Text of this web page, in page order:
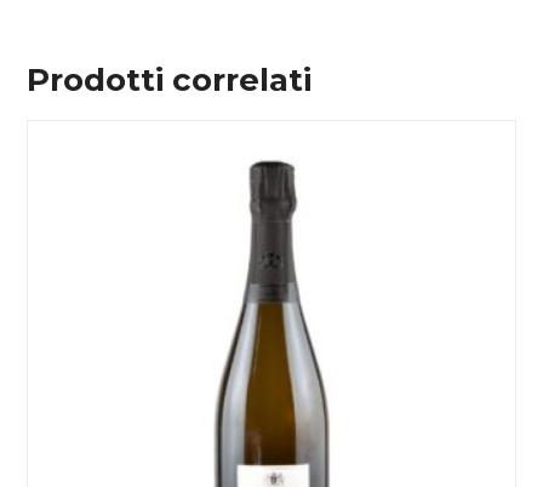
Prodotti correlati